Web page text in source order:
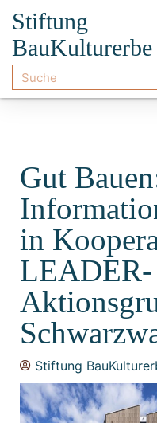
Stiftung
BauKulturerbe
Gut
in
LEADER-
Stiftung